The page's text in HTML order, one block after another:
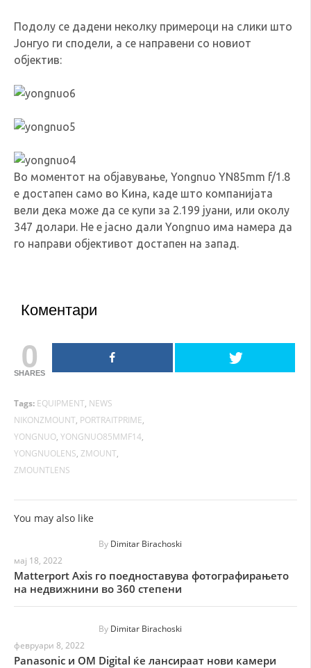
Подолу се дадени неколку примероци на слики што
Јонгуо ги сподели, а се направени со новиот
објектив:
Во моментот на објавување, Yongnuo YN85mm f/1.8
е достапен само во Кина, каде што компанијата
вели дека може да се купи за 2.199 јуани, или околу
347 долари. Не е јасно дали Yongnuo има намера да
го направи објективот достапен на запад.
Коментари
0
SHARES
Tags: EQUIPMENT, NEWS
NIKONZMOUNT, PORTRAITPRIME,
YONGNUO, YONGNUO85MMF14,
YONGNUOLENS, ZMOUNT,
ZMOUNTLENS
You may also like
By Dimitar Birachoski
мај 18, 2022
Matterport Axis го поедноставува фотографирањето
на недвижнини во 360 степени
By Dimitar Birachoski
февруари 8, 2022
Panasonic и OM Digital ќе лансираат нови камери